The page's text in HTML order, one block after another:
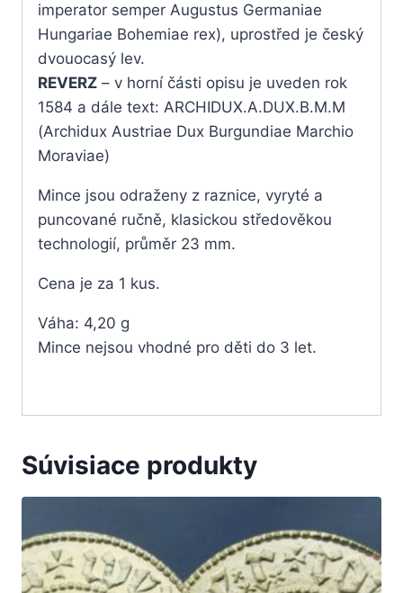
imperator semper Augustus Germaniae
Hungariae Bohemiae rex), uprostřed je český
dvouocasý lev.
REVERZ – v horní části opisu je uveden rok
1584 a dále text: ARCHIDUX.A.DUX.B.M.M
(Archidux Austriae Dux Burgundiae Marchio
Moraviae)
Mince jsou odraženy z raznice, vyryté a
puncované ručně, klasickou středověkou
technologií, průměr 23 mm.
Cena je za 1 kus.
Váha: 4,20 g
Mince nejsou vhodné pro děti do 3 let.
Súvisiace produkty